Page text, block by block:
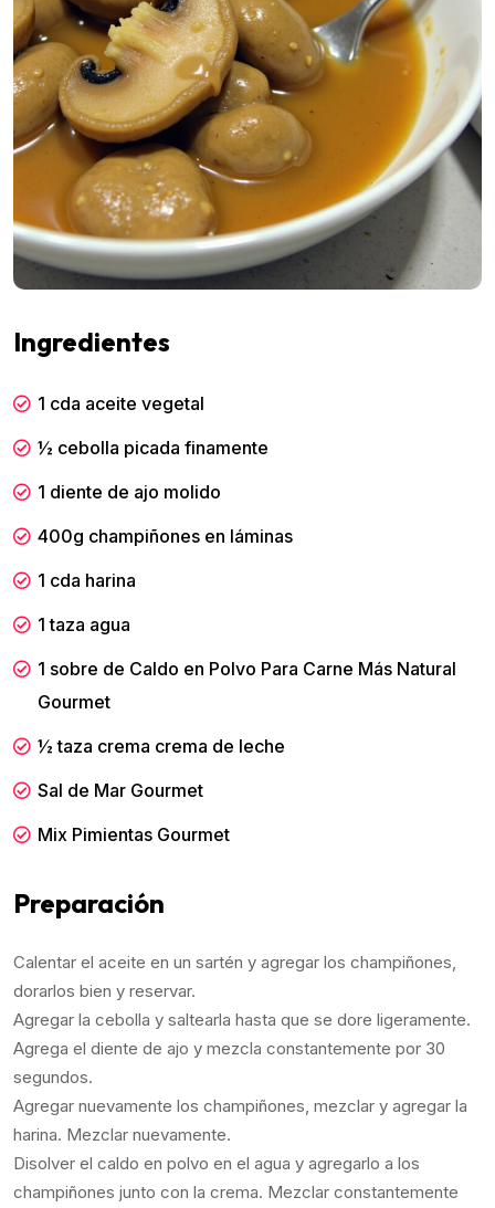
Ingredientes
1 cda aceite vegetal
½ cebolla picada finamente
1 diente de ajo molido
400g champiñones en láminas
1 cda harina
1 taza agua
1 sobre de Caldo en Polvo Para Carne Más Natural
Gourmet
½ taza crema crema de leche
Sal de Mar Gourmet
Mix Pimientas Gourmet
Preparación
Calentar el aceite en un sartén y agregar los champiñones,
dorarlos bien y reservar.
Agregar la cebolla y saltearla hasta que se dore ligeramente.
Agrega el diente de ajo y mezcla constantemente por 30
segundos.
Agregar nuevamente los champiñones, mezclar y agregar la
harina. Mezclar nuevamente.
Disolver el caldo en polvo en el agua y agregarlo a los
champiñones junto con la crema. Mezclar constantemente